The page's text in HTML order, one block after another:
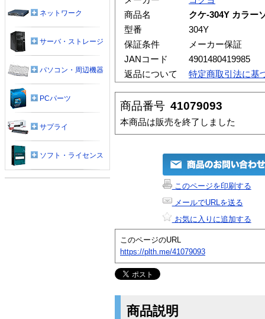
商品名
クケ-304Y カラー
型番
304Y
保証条件
メーカー保証
JANコード
4901480419985
返品について
特定商取引法に基
商品番号 41079093
本商品は販売を終了しました
このページを印刷する
メールでURLを送る
お気に入りに追加する
このページのURL
https://plth.me/41079093
商品説明
ネットワーク
サーバ・ストレージ
パソコン・周辺機器
PCパーツ
サプライ
ソフト・ライセンス